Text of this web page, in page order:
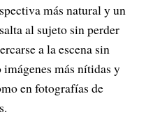
más natural y un
al sujeto sin perder
a la escena sin
más nítidas y
en fotografías de